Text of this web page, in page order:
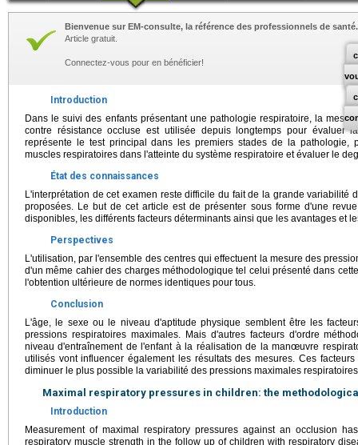
Bienvenue sur EM-consulte, la référence des professionnels de santé.
Article gratuit.
Connectez-vous pour en bénéficier!
Introduction
Dans le suivi des enfants présentant une pathologie respiratoire, la
contre résistance occluse est utilisée depuis longtemps pour évaluer
représente le test principal dans les premiers stades de la pathologie,
muscles respiratoires dans l'atteinte du système respiratoire et évaluer le
État des connaissances
L'interprétation de cet examen reste difficile du fait de la grande variabilité
proposées. Le but de cet article est de présenter sous forme d'une
disponibles, les différents facteurs déterminants ainsi que les avantages et
Perspectives
L'utilisation, par l'ensemble des centres qui effectuent la mesure des
d'un même cahier des charges méthodologique tel celui présenté dans
l'obtention ultérieure de normes identiques pour tous.
Conclusion
L'âge, le sexe ou le niveau d'aptitude physique semblent être les
pressions respiratoires maximales. Mais d'autres facteurs d'ordre
niveau d'entraînement de l'enfant à la réalisation de la manœuvre
utilisés vont influencer également les résultats des mesures. Ces
diminuer le plus possible la variabilité des pressions maximales
Maximal respiratory pressures in children: the
Introduction
Measurement of maximal respiratory pressures against an occlusion
respiratory muscle strength in the follow up of children with respiratory